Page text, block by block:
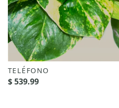
TELÉFONO
$ 539.99